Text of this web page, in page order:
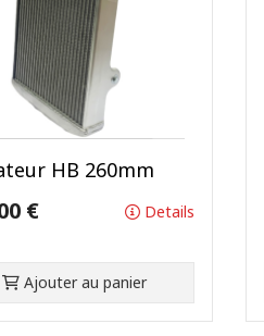
HB 260mm
€ Details
Ajouter au panier